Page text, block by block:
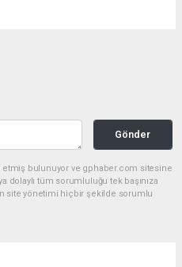
Gönder
etmiş bulunuyor ve gphaber.com sitesine
dolaylı tüm sorumluluğu tek başınıza
site yönetimi hiçbir şekilde sorumlu